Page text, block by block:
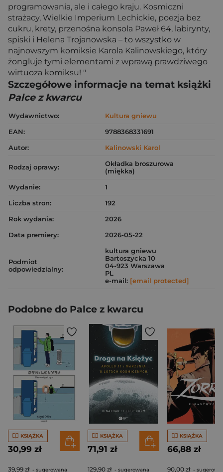
programowania, ale i całego kraju. Kosmiczni
strażacy, Wielkie Imperium Lechickie, poezja bez
cukru, krety, przenośna konsola Paweł 64, labirynty,
spiski i Helena Trojanowska – to wszystko w
najnowszym komiksie Karola Kalinowskiego, który
żongluje tymi elementami z wprawą prawdziwego
wirtuoza komiksu! "
Szczegółowe informacje na temat książki
Palce z kwarcu
Wydawnictwo:
Kultura gniewu
EAN:
9788368331691
Autor:
Kalinowski Karol
Rodzaj oprawy:
Okładka broszurowa
(miękka)
Wydanie:
1
Liczba stron:
192
Rok wydania:
2026
Data premiery:
2026-05-22
Podmiot
odpowiedzialny:
kultura gniewu
Bartoszycka 10
04-923 Warszawa
PL
e-mail: [email protected]
Podobne do Palce z kwarcu
KSIĄŻKA
30,99 zł
39,99 zł - sugerowana
KSIĄŻKA
71,91 zł
129,90 zł - sugerowana
KSIĄŻKA
66,88 zł
90,00 zł -